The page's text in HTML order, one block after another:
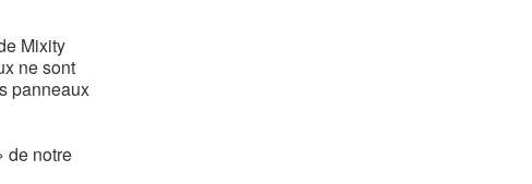
Mixity
ne sont
panneaux
de notre